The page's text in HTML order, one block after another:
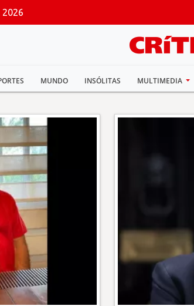
2026
MUNDO INSÓLITAS MULTIMEDIA